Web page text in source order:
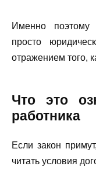
Именно поэтому
просто
отражением того,
Что это
работника
Если закон
читать условия